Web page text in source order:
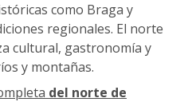
como Braga y
regionales. El norte
cultural, gastronomía y
y montañas.
del norte de